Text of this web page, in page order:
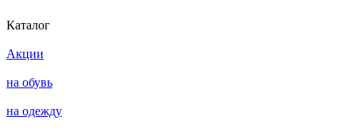
Каталог
Акции
на обувь
на одежду